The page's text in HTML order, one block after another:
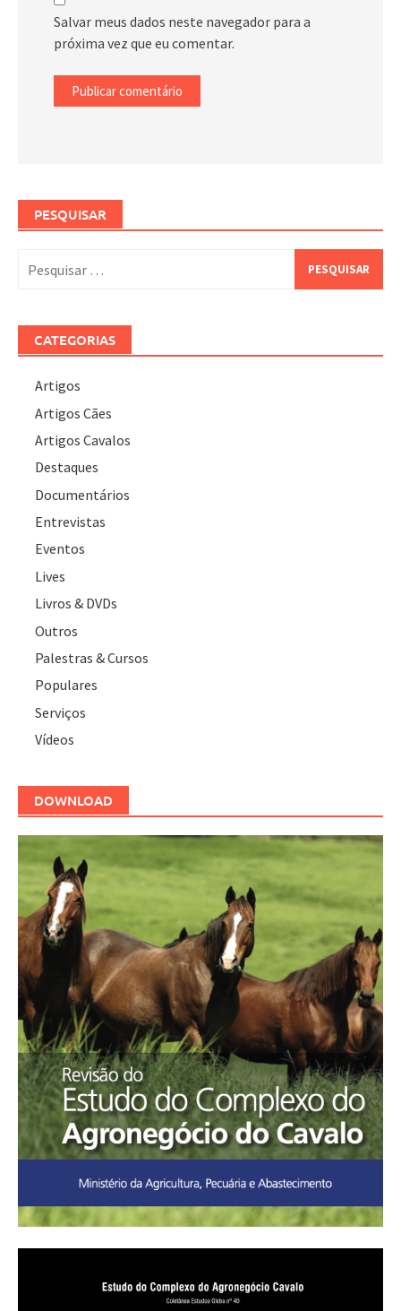
Salvar meus dados neste navegador para a
próxima vez que eu comentar.
PESQUISAR
por:
CATEGORIAS
Artigos
Artigos Cães
Artigos Cavalos
Destaques
Documentários
Entrevistas
Eventos
Lives
Livros & DVDs
Outros
Palestras & Cursos
Populares
Serviços
Vídeos
DOWNLOAD